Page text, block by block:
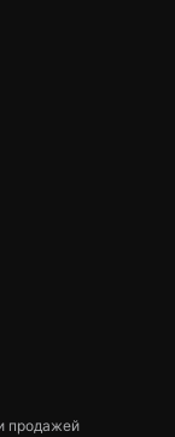
продажей